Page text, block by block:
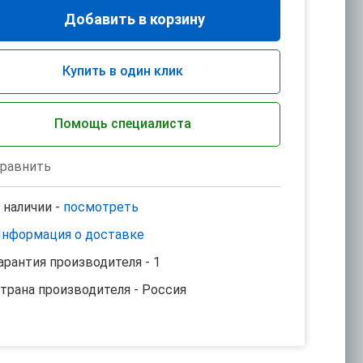
Добавить в корзину
Купить в один клик
Помощь специалиста
наличии - посмотреть
о доставке
производителя - 1
производителя - Россия